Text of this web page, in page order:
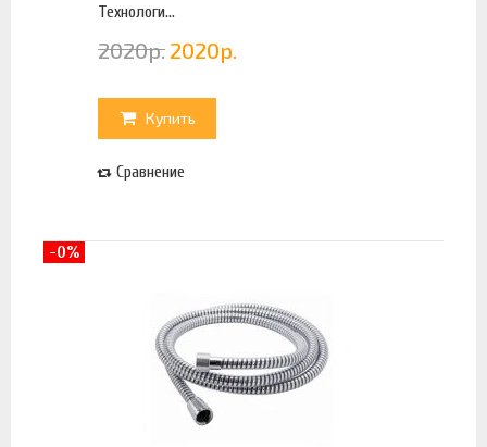
Технологи...
2020р. 2020р.
Купить
Сравнение
-0%